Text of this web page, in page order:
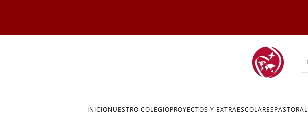
INICIONUESTRO COLEGIOPROYECTOS Y EXTRAESCOLARESPASTORAL